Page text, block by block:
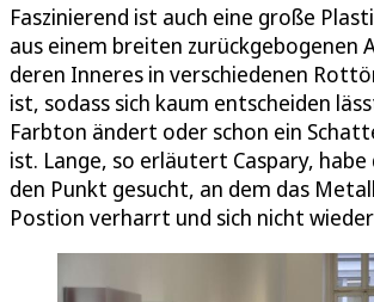
Faszinierend ist auch eine große
aus einem breiten zurückgebogenen
deren Inneres in verschiedenen
ist, sodass sich kaum entscheiden
Farbton ändert oder schon ein
ist. Lange, so erläutert Caspary,
den Punkt gesucht, an dem das
Postion verharrt und sich nicht